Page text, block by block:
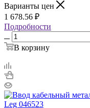
Варианты цен
1 678.56 ₽
Подробности
В корзину